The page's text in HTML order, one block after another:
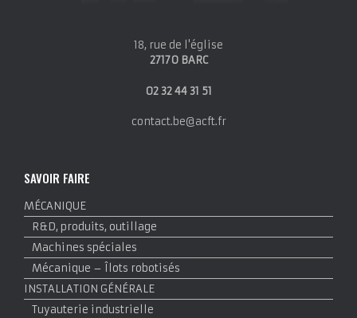
18, rue de l'église
27170 BARC
02 32 44 31 51
contact.be@acft.fr
SAVOIR FAIRE
MÉCANIQUE
R&D, produits, outillage
Machines spéciales
Mécanique – Îlots robotisés
INSTALLATION GÉNÉRALE
Tuyauterie industrielle